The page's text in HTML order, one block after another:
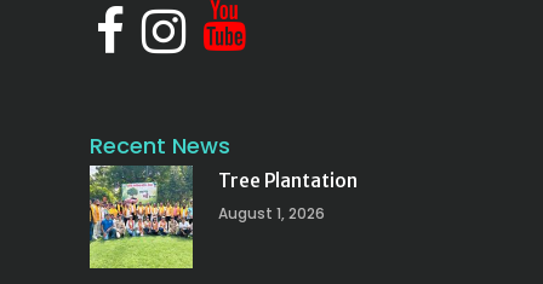
Recent News
Tree Plantation
August 1, 2026